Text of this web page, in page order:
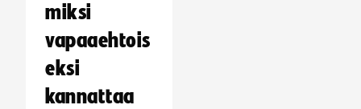
miksi
vapaaehtois
eksi
kannattaa